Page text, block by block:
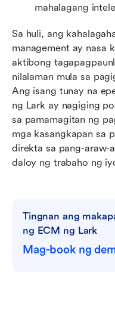
mahalagang
Sa huli, ang
management ay nasa
aktibong
nilalaman mula sa
Ang isang tunay na
ng Lark ay nagiging
sa pamamagitan ng
mga kasangkapan sa
direkta sa pang-araw-
daloy ng trabaho ng
Tingnan ang
ng ECM ng Lark
Mag-book ng